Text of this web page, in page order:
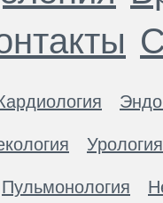
Урология
Пульмонология